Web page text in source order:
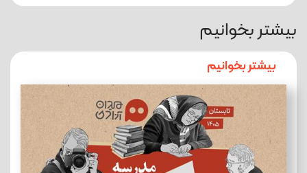
بیشتر بخوانیم
بیشتر بخوانیم